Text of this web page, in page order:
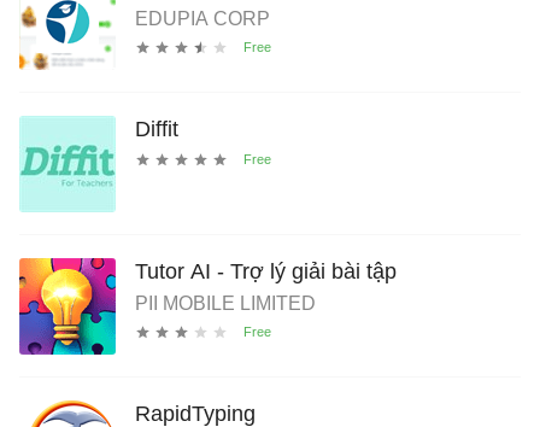
EDUPIA CORP
Diffit
Tutor AI - Trợ lý giải bài tập
PII MOBILE LIMITED
RapidTyping